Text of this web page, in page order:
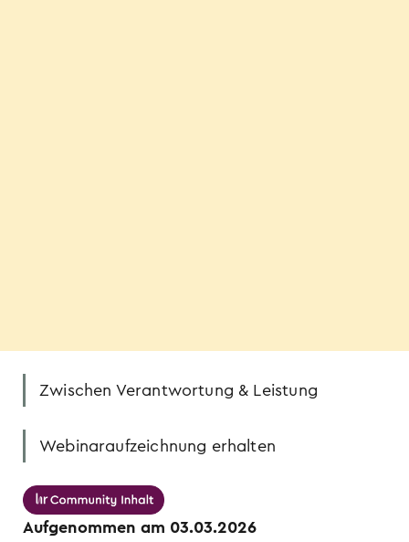
Zwischen Verantwortung & Leistung
Webinaraufzeichnung erhalten
Aufgenommen am 03.03.2026